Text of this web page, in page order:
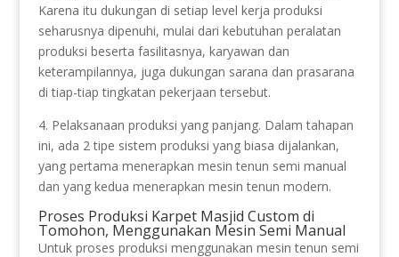
Karena itu dukungan di setiap level kerja produksi
seharusnya dipenuhi, mulai dari kebutuhan peralatan
produksi beserta fasilitasnya, karyawan dan
keterampilannya, juga dukungan sarana dan prasarana
di tiap-tiap tingkatan pekerjaan tersebut.
4. Pelaksanaan produksi yang panjang. Dalam tahapan
ini, ada 2 tipe sistem produksi yang biasa dijalankan,
yang pertama menerapkan mesin tenun semi manual
dan yang kedua menerapkan mesin tenun modern.
Proses Produksi Karpet Masjid Custom di
Tomohon, Menggunakan Mesin Semi Manual
Untuk proses produksi menggunakan mesin tenun semi